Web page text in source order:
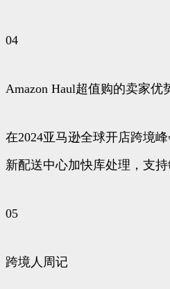
04
Amazon Haul超值购的卖家优
在2024亚马逊全球开店跨境
新配送中心加快库处理，支
05
跨境人周记